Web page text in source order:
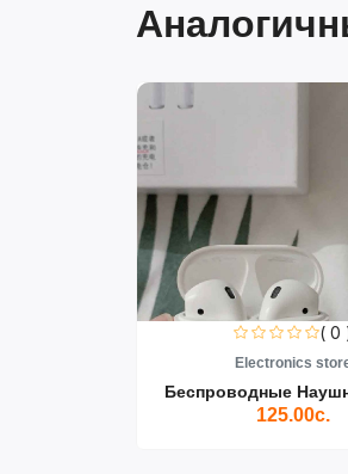
( 0
Electronics
Беспроводные
125.00с.